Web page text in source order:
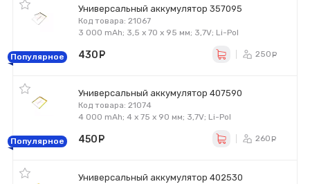
Универсальный аккумулятор 357095
Код товара: 21067
3 000 mAh; 3,5 x 70 x 95 мм; 3,7V; Li-Pol
Популярное 430 250
Универсальный аккумулятор 407590
Код товара: 21074
4 000 mAh; 4 x 75 x 90 мм; 3,7V; Li-Pol
Популярное 450 260
Универсальный аккумулятор 402530